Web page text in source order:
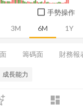
dashboard
登入
3M 6M 1Y
手勢操作
籌碼面 財務報
成長能力